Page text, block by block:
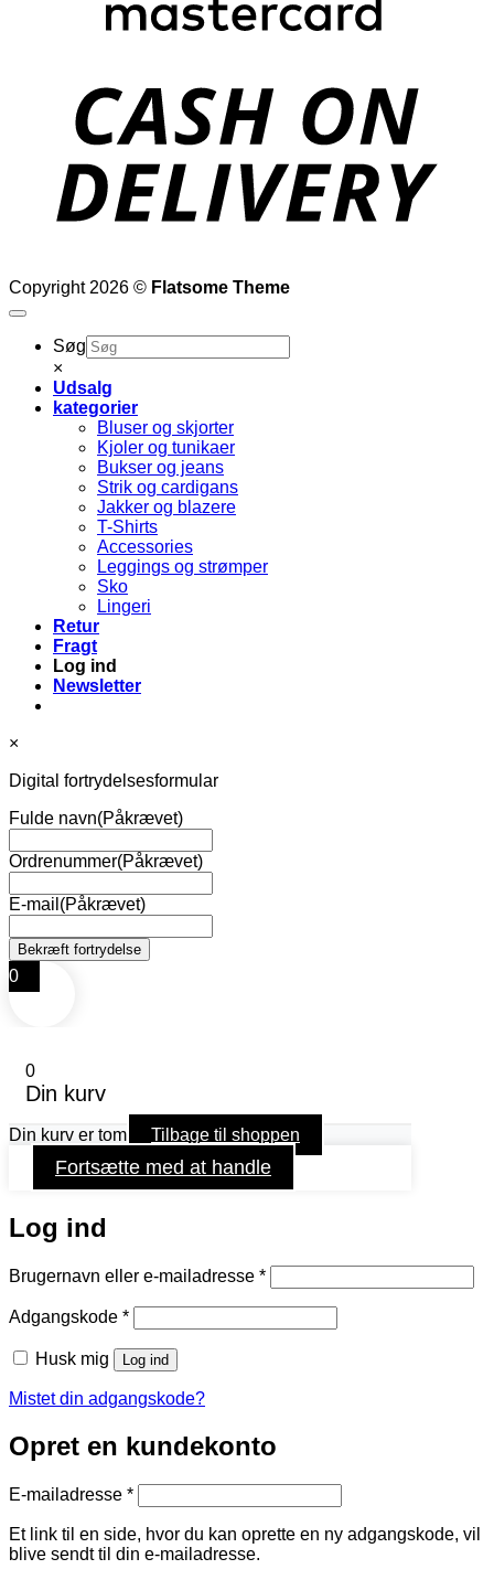
Copyright 2026 © Flatsome Theme
Søg
×
Udsalg
kategorier
Bluser og skjorter
Kjoler og tunikaer
Bukser og jeans
Strik og cardigans
Jakker og blazere
T-Shirts
Accessories
Leggings og strømper
Sko
Lingeri
Retur
Fragt
Log ind
Newsletter
×
Digital fortrydelsesformular
Fulde navn(Påkrævet)
Ordrenummer(Påkrævet)
E-mail (Påkrævet)
0
0
Din kurv
Din kurv er tom Tilbage til shoppen
Fortsætte med at handle
Log ind
Brugernavn eller e-mailadresse *Påkrævet
Adgangskode *Påkrævet
Husk mig Log ind
Mistet din adgangskode?
Opret en kundekonto
E-mailadresse *Påkrævet
Et link til en side, hvor du kan oprette en ny adgangskode, vil
blive sendt til din e-mailadresse.